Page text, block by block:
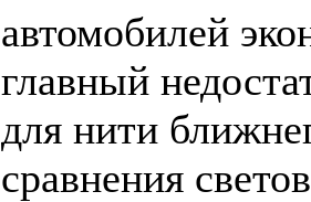
автомобилей
главный
для нити
сравнения